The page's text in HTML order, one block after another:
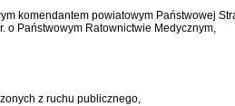
komendantem powiatowym Państwowej
o Państwowym Ratownictwie Medycznym,
z ruchu publicznego,